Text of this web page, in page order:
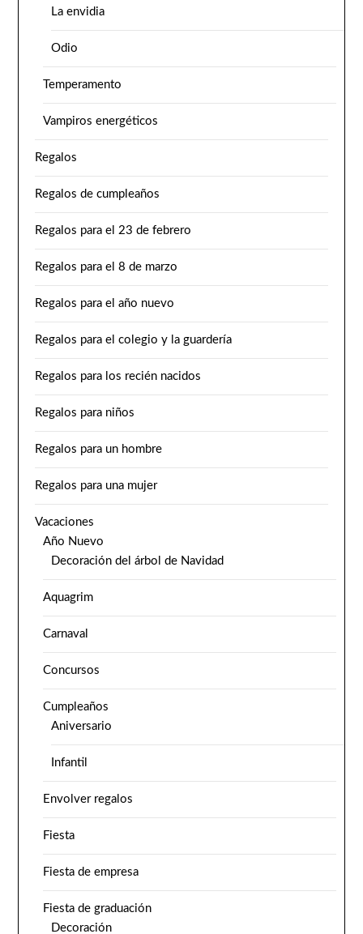
La envidia
Odio
Temperamento
Vampiros energéticos
Regalos
Regalos de cumpleaños
Regalos para el 23 de febrero
Regalos para el 8 de marzo
Regalos para el año nuevo
Regalos para el colegio y la guardería
Regalos para los recién nacidos
Regalos para niños
Regalos para un hombre
Regalos para una mujer
Vacaciones
Año Nuevo
Decoración del árbol de Navidad
Aquagrim
Carnaval
Concursos
Cumpleaños
Aniversario
Infantil
Envolver regalos
Fiesta
Fiesta de empresa
Fiesta de graduación
Decoración